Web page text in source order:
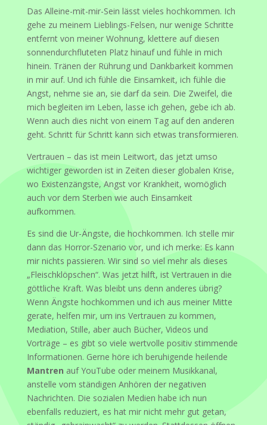
Das Alleine-mit-mir-Sein lässt vieles hochkommen. Ich
gehe zu meinem Lieblings-Felsen, nur wenige Schritte
entfernt von meiner Wohnung, klettere auf diesen
sonnendurchfluteten Platz hinauf und fühle in mich
hinein. Tränen der Rührung und Dankbarkeit kommen
in mir auf. Und ich fühle die Einsamkeit, ich fühle die
Angst, nehme sie an, sie darf da sein. Die Zweifel, die
mich begleiten im Leben, lasse ich gehen, gebe ich ab.
Wenn auch dies nicht von einem Tag auf den anderen
geht. Schritt für Schritt kann sich etwas transformieren.
Vertrauen – das ist mein Leitwort, das jetzt umso
wichtiger geworden ist in Zeiten dieser globalen Krise,
wo Existenzängste, Angst vor Krankheit, womöglich
auch vor dem Sterben wie auch Einsamkeit
aufkommen.
Es sind die Ur-Ängste, die hochkommen. Ich stelle mir
dann das Horror-Szenario vor, und ich merke: Es kann
mir nichts passieren. Wir sind so viel mehr als dieses
„Fleischklöpschen“. Was jetzt hilft, ist Vertrauen in die
göttliche Kraft. Was bleibt uns denn anderes übrig?
Wenn Ängste hochkommen und ich aus meiner Mitte
gerate, helfen mir, um ins Vertrauen zu kommen,
Mediation, Stille, aber auch Bücher, Videos und
Vorträge – es gibt so viele wertvolle positiv stimmende
Informationen. Gerne höre ich beruhigende heilende
Mantren auf YouTube oder meinem Musikkanal,
anstelle vom ständigen Anhören der negativen
Nachrichten. Die sozialen Medien habe ich nun
ebenfalls reduziert, es hat mir nicht mehr gut getan,